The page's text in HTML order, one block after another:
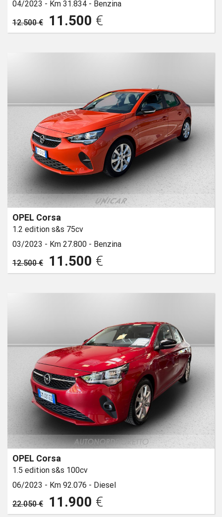
04/2023 - Km 31.834 - Benzina
12.500 €
11.500 €
OPEL Corsa
1.2 edition s&s 75cv
03/2023 - Km 27.800 - Benzina
12.500 €
11.500 €
OPEL Corsa
1.5 edition s&s 100cv
06/2023 - Km 92.076 - Diesel
22.050 €
11.900 €